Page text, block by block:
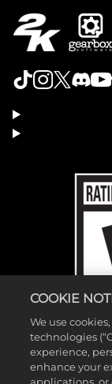
COOKIE
We use
technologies
experience,
enhance your